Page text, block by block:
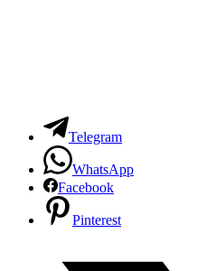
Telegram
WhatsApp
Facebook
Pinterest